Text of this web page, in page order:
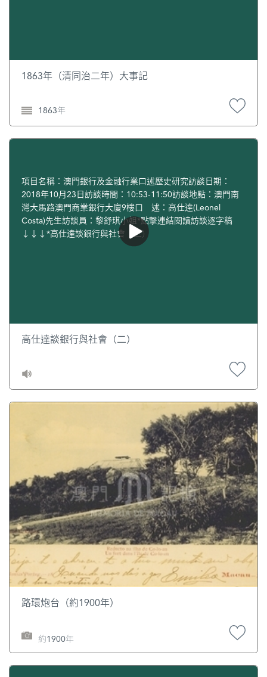
1863年（清同治二年）大事記
1863年
項目名稱：澳門銀行及金融行業口述歷史研究訪談日期：
2018年10月23日訪談時間：10:53-11:50訪談地點：澳門南
灣大馬路澳門商業銀行大廈9樓口 述：高仕達(Leonel
Costa)先生訪談員：黎舒琪小姐*點撃連結閱讀訪談逐字稿
↓↓↓*高仕達談銀行與社會（二）
高仕達談銀行與社會（二）
路環炮台（約1900年）
約1900年